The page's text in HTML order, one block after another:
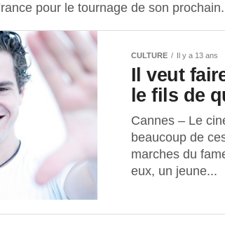
pour le tournage de son
CULTURE Il y a 13 ans
Il veut
le fils de
Cannes – Le
beaucoup de
marches du
eux, un jeune...